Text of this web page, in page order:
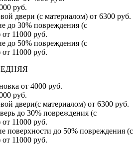
руб.
двери (с материалом) от 6300 руб.
до 30% повреждения (с
11000 руб.
до 50% повреждения (с
11000 руб.
от 4000 руб.
руб.
двери(с материалом) от 6300 руб.
до 30% повреждения (с
11000 руб.
поверхности до 50% повреждения (с
11000 руб.